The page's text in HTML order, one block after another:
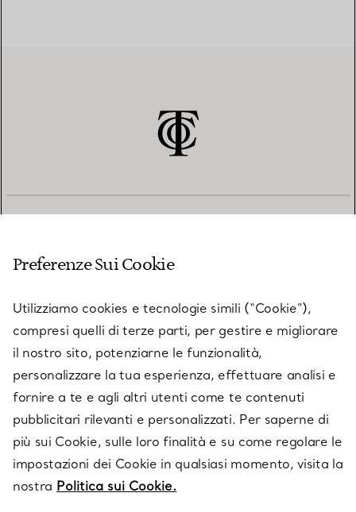
SU TIFFANY & CO.
LEGALE
SEGUICI
Preferenze Sui Cookie
Utilizziamo cookies e tecnologie simili (“Cookie”),
compresi quelli di terze parti, per gestire e migliorare
il nostro sito, potenziarne le funzionalità,
personalizzare la tua esperienza, effettuare analisi e
fornire a te e agli altri utenti come te contenuti
pubblicitari rilevanti e personalizzati. Per saperne di
più sui Cookie, sulle loro finalità e su come regolare le
impostazioni dei Cookie in qualsiasi momento, visita la
nostra Politica sui Cookie.